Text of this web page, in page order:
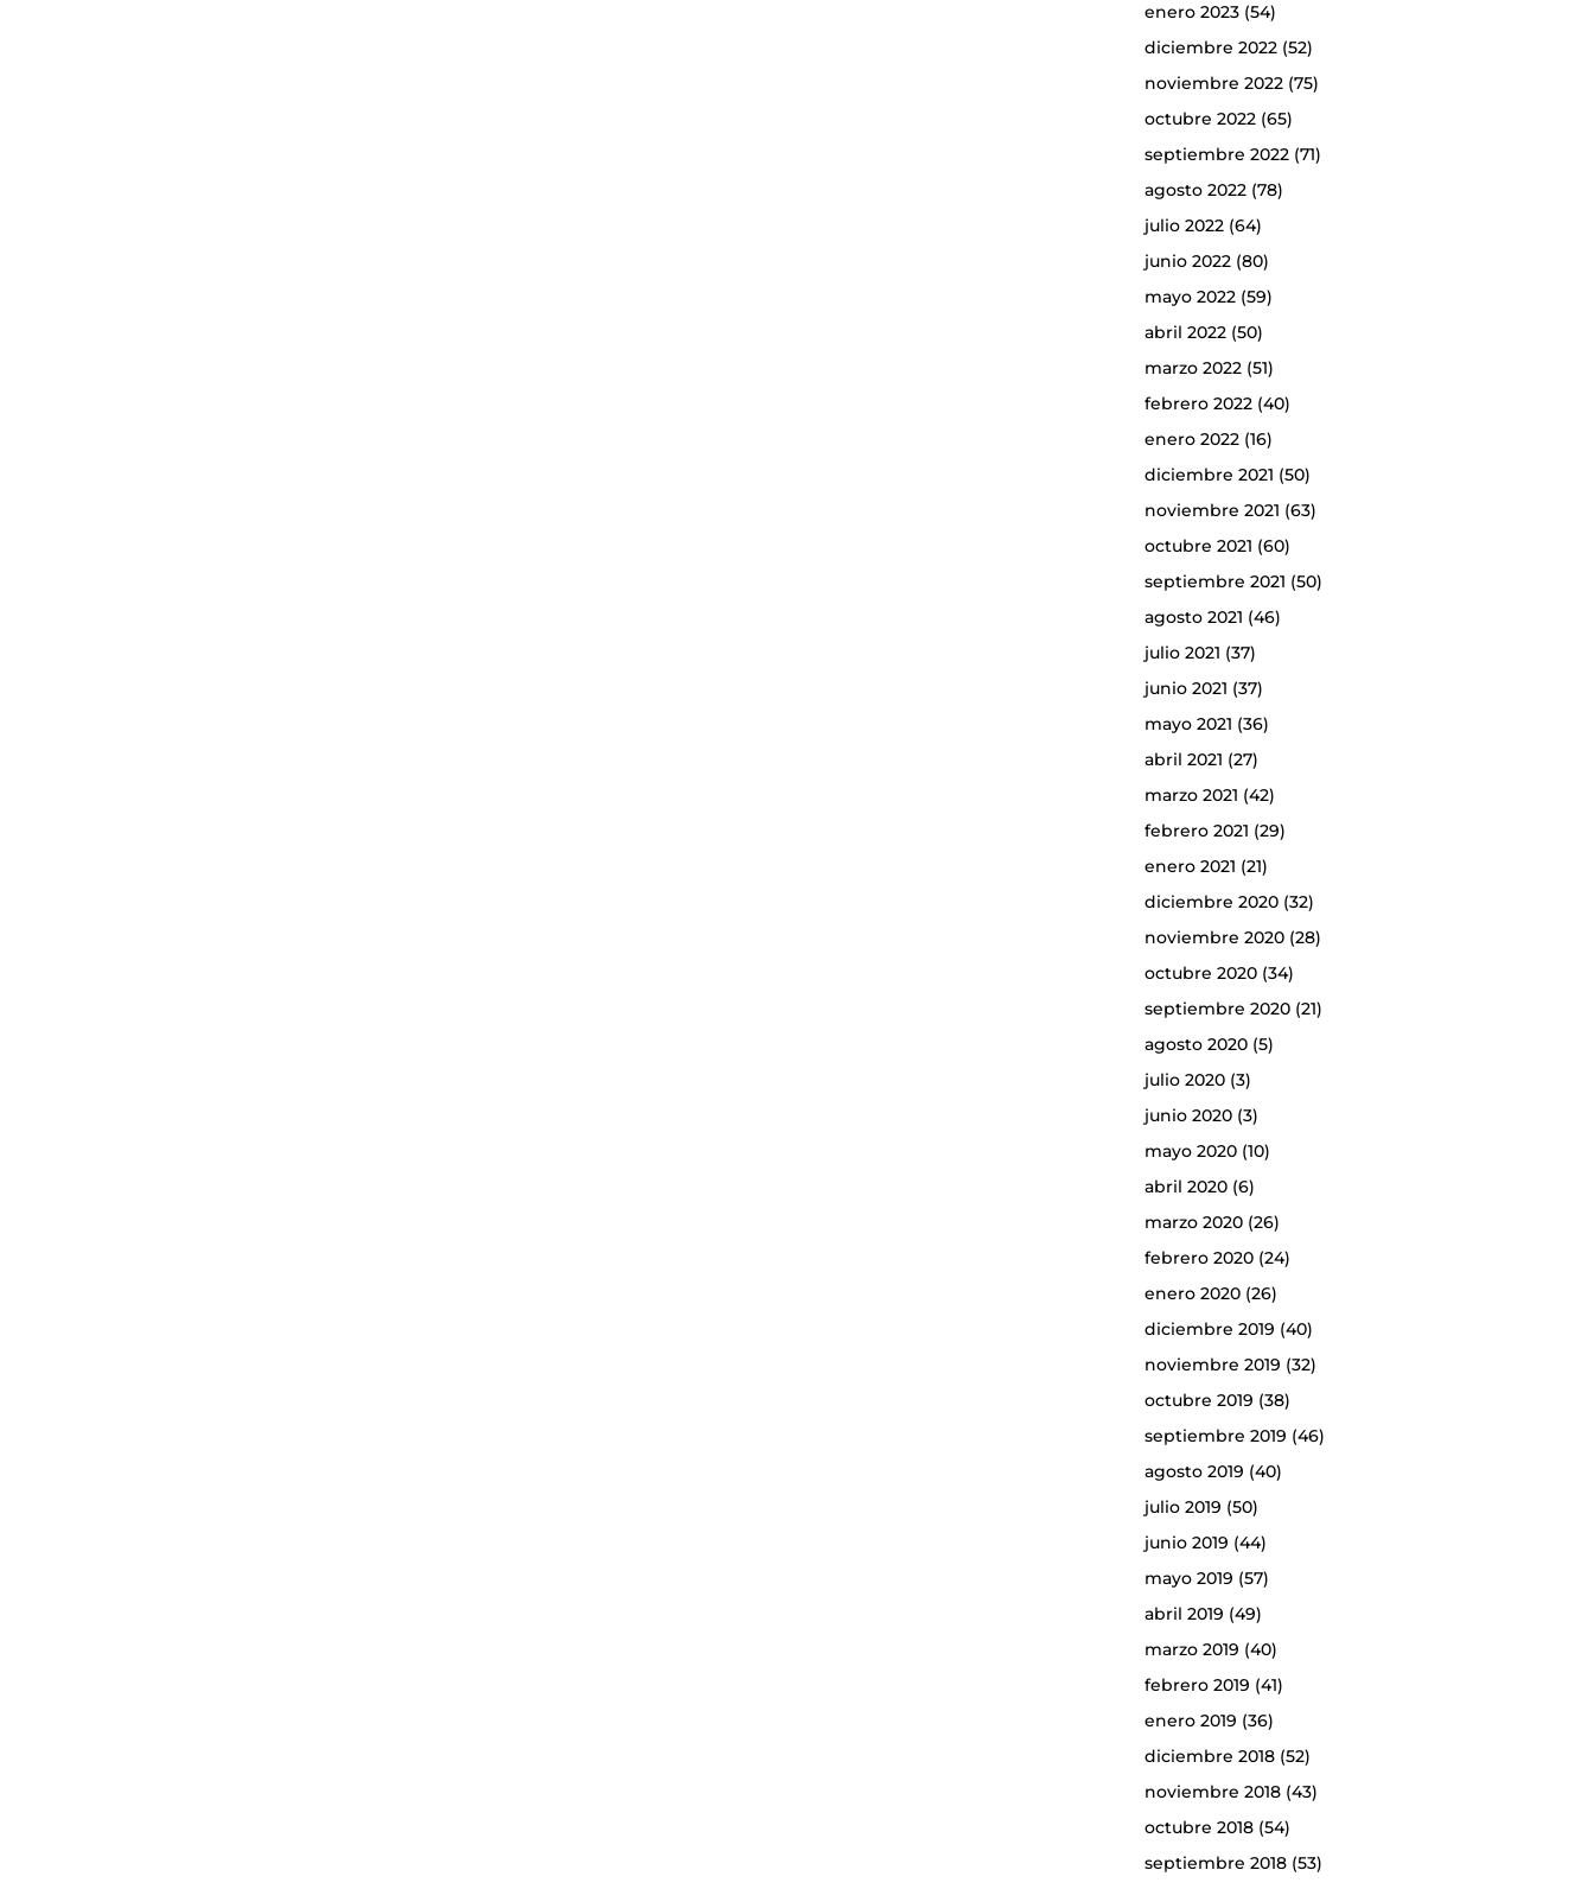
enero 2023(54)
diciembre 2022(52)
noviembre 2022(75)
octubre 2022(65)
septiembre 2022(71)
agosto 2022(78)
julio 2022(64)
junio 2022(80)
mayo 2022(59)
abril 2022(50)
marzo 2022(51)
febrero 2022(40)
enero 2022(16)
diciembre 2021 (50)
noviembre 2021 (63)
octubre 2021 (60)
septiembre 2021 (50)
agosto 2021 (46)
julio 2021 (37)
junio 2021 (37)
mayo 2021 (36)
abril 2021 (27)
marzo 2021 (42)
febrero 2021 (29)
enero 2021 (21)
diciembre 2020(32)
noviembre 2020(28)
octubre 2020(34)
septiembre 2020(21)
agosto 2020(5)
julio 2020(3)
junio 2020(3)
mayo 2020(10)
abril 2020(6)
marzo 2020(26)
febrero 2020(24)
enero 2020(26)
diciembre 2019 (40)
noviembre 2019 (32)
octubre 2019 (38)
septiembre 2019 (46)
agosto 2019 (40)
julio 2019 (50)
junio 2019 (44)
mayo 2019 (57)
abril 2019 (49)
marzo 2019 (40)
febrero 2019 (41)
enero 2019 (36)
diciembre 2018(52)
noviembre 2018(43)
octubre 2018(54)
septiembre 2018(53)